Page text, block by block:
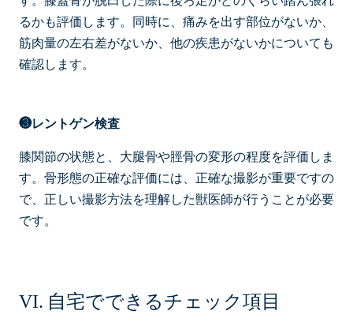
るかも評価します。同時に、痛みを出す部位がないか、
筋肉量の左右差がないか、他の疾患がないかについても
確認します。
❸レントゲン検査
膝関節の状態と、大腿骨や脛骨の変形の程度を評価しま
す。骨形態の正確な評価には、正確な撮影が重要ですの
で、正しい撮影方法を理解した獣医師が行うことが必要
です。
自宅でできるチェック項目